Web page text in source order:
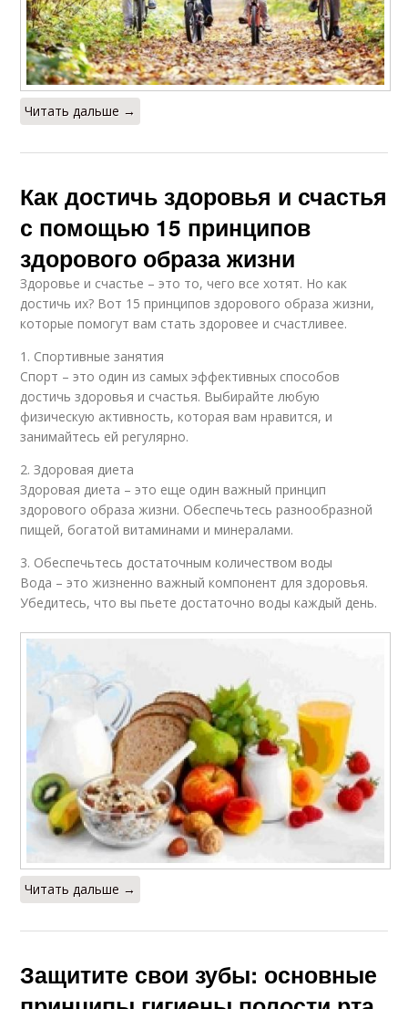
Читать дальше →
Как достичь здоровья и счастья
с помощью 15 принципов
здорового образа жизни
Здоровье и счастье – это то, чего все хотят. Но как
достичь их? Вот 15 принципов здорового образа жизни,
которые помогут вам стать здоровее и счастливее.
1. Спортивные занятия
Спорт – это один из самых эффективных способов
достичь здоровья и счастья. Выбирайте любую
физическую активность, которая вам нравится, и
занимайтесь ей регулярно.
2. Здоровая диета
Здоровая диета – это еще один важный принцип
здорового образа жизни. Обеспечьтесь разнообразной
пищей, богатой витаминами и минералами.
3. Обеспечьтесь достаточным количеством воды
Вода – это жизненно важный компонент для здоровья.
Убедитесь, что вы пьете достаточно воды каждый день.
Читать дальше →
Защитите свои зубы: основные